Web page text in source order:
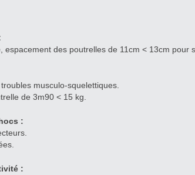
espacement des poutrelles de 11cm < 13cm pour
musculo-squelettiques.
de 3m90 < 15 kg.
:
: